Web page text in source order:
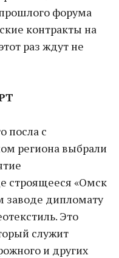
форума
контракты на
раз ждут не
посла с
региона выбрали
строящееся «Омск
заводе дипломату
Это
служит
и других